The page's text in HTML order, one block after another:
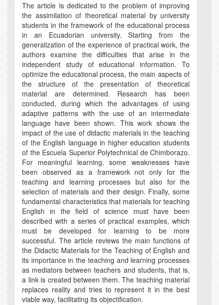
The article is dedicated to the problem of improving
the assimilation of theoretical material by university
students in the framework of the educational process
in an Ecuadorian university. Starting from the
generalization of the experience of practical work, the
authors examine the difficulties that arise in the
independent study of educational information. To
optimize the educational process, the main aspects of
the structure of the presentation of theoretical
material are determined. Research has been
conducted, during which the advantages of using
adaptive patterns with the use of an intermediate
language have been shown. This work shows the
impact of the use of didactic materials in the teaching
of the English language in higher education students
of the Escuela Superior Polytechnical de Chimborazo.
For meaningful learning, some weaknesses have
been observed as a framework not only for the
teaching and learning processes but also for the
selection of materials and their design. Finally, some
fundamental characteristics that materials for teaching
English in the field of science must have been
described with a series of practical examples, which
must be developed for learning to be more
successful. The article reviews the main functions of
the Didactic Materials for the Teaching of English and
its importance in the teaching and learning processes
as mediators between teachers and students, that is,
a link is created between them. The teaching material
replaces reality and tries to represent it in the best
viable way, facilitating its objectification.